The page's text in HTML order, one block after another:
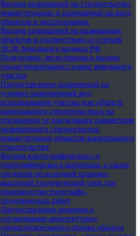
Выдача разрешений на строительство,
реконструкцию и разрешений на ввод
объектов в эксплуатацию.
Выдача разрешений на размещение
объектов в соответствии со статьей
39.36 Земельного кодекса РФ
Подготовка, регистрация и выдача
градостроительного плана земельного
участка
Предоставление разрешений на
условно разрешенный вид
использования участка или объекта
капитального строительства и на
отклонение от предельных параметров
разрешенного строительства,
реконструкции объектов капитального
строительства
Выдача картографического и
топографического материала, а также
сведений об исходной планово-
высотной геодезической сети для
производства топографо-
геодезических работ
Предоставление решения о
согласовании архитектурно-
градостроительного облика объекта